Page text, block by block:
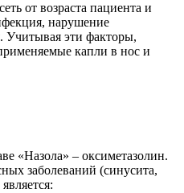
от возраста пациента и
нарушение
Учитывая эти факторы,
капли в нос и
«Назола» – оксиметазолин.
заболеваний (синусита,